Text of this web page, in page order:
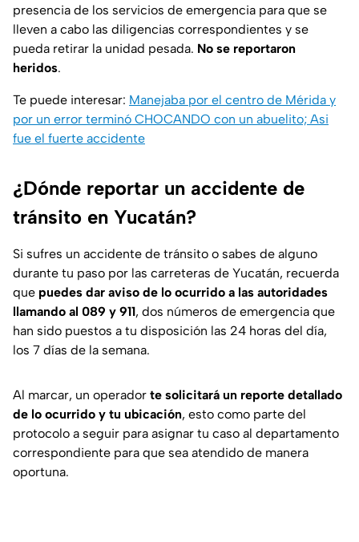
presencia de los servicios de emergencia para que se
lleven a cabo las diligencias correspondientes y se
pueda retirar la unidad pesada. No se reportaron
heridos.
Te puede interesar: Manejaba por el centro de Mérida y
por un error terminó CHOCANDO con un abuelito; Asi
fue el fuerte accidente
¿Dónde reportar un accidente de
tránsito en Yucatán?
Si sufres un accidente de tránsito o sabes de alguno
durante tu paso por las carreteras de Yucatán, recuerda
que puedes dar aviso de lo ocurrido a las autoridades
llamando al 089 y 911, dos números de emergencia que
han sido puestos a tu disposición las 24 horas del día,
los 7 días de la semana.
Al marcar, un operador te solicitará un reporte detallado
de lo ocurrido y tu ubicación, esto como parte del
protocolo a seguir para asignar tu caso al departamento
correspondiente para que sea atendido de manera
oportuna.